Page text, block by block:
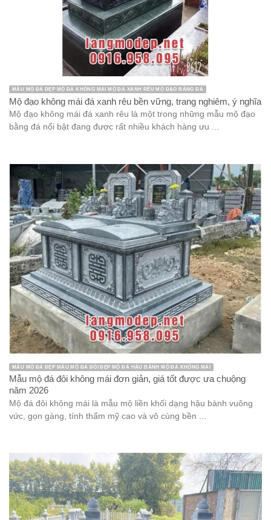
MẪU MỘ ĐÁ ĐẸP MỘ ĐÁ KHÔNG MÁI MỘ ĐÁ XANH RÊU MỘ ĐẠO BẰNG ĐÁ
Mộ đạo không mái đá xanh rêu bền vững, trang nghiêm, ý nghĩa
Mộ đạo không mái đá xanh rêu là một trong những mẫu mộ đạo
bằng đá nổi bật đang được rất nhiều khách hàng ưu ...
MẪU MỘ ĐÁ ĐẸP MẪU MỘ ĐÁ ĐÔI ĐẸP MỘ ĐÁ HẬU BÀNH MỘ ĐÁ KHÔNG MÁI
Mẫu mộ đá đôi không mái đơn giản, giá tốt được ưa chuộng
năm 2026
Mộ đá đôi không mái là mẫu mộ liền khối dạng hậu bành vuông
vức, gọn gàng, tính thẩm mỹ cao và vô cùng bền ...